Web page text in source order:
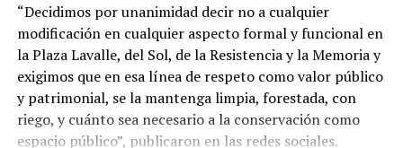
“Decidimos por unanimidad decir no a cualquier
modificación en cualquier aspecto formal y funcional en
la Plaza Lavalle, del Sol, de la Resistencia y la Memoria y
exigimos que en esa línea de respeto como valor público
y patrimonial, se la mantenga limpia, forestada, con
riego, y cuánto sea necesario a la conservación como
espacio público”, publicaron en las redes sociales.